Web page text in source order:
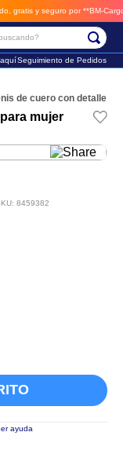
y seguro por **BM-Cargo**
Seguimiento de Pedidos
de cuero con detalle
mujer
: 8459382
ayuda